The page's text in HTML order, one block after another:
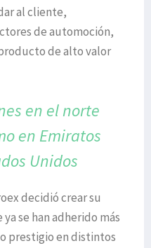
al cliente,
de automoción,
de alto valor
en el norte
en Emiratos
Unidos
decidió crear su
se han adherido más
prestigio en distintos